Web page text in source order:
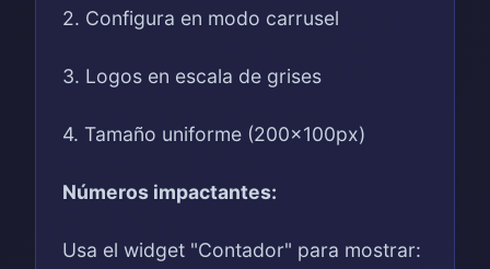
2. Configura en modo carrusel
3. Logos en escala de grises
4. Tamaño uniforme (200x100px)
Números impactantes:
Usa el widget "Contador" para mostrar: